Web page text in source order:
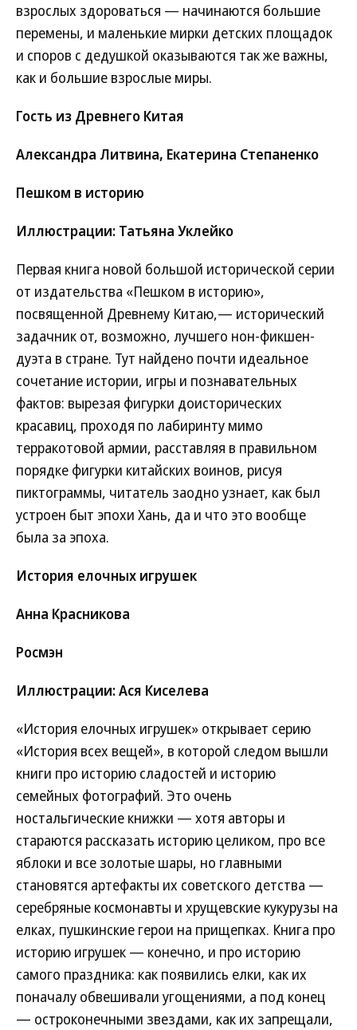
взрослых здороваться — начинаются большие
перемены, и маленькие мирки детских площадок
и споров с дедушкой оказываются так же важны,
как и большие взрослые миры.
Гость из Древнего Китая
Александра Литвина, Екатерина Степаненко
Пешком в историю
Иллюстрации: Татьяна Уклейко
Первая книга новой большой исторической серии
от издательства «Пешком в историю»,
посвященной Древнему Китаю,— исторический
задачник от, возможно, лучшего нон-фикшен-
дуэта в стране. Тут найдено почти идеальное
сочетание истории, игры и познавательных
фактов: вырезая фигурки доисторических
красавиц, проходя по лабиринту мимо
терракотовой армии, расставляя в правильном
порядке фигурки китайских воинов, рисуя
пиктограммы, читатель заодно узнает, как был
устроен быт эпохи Хань, да и что это вообще
была за эпоха.
История елочных игрушек
Анна Красникова
Росмэн
Иллюстрации: Ася Киселева
«История елочных игрушек» открывает серию
«История всех вещей», в которой следом вышли
книги про историю сладостей и историю
семейных фотографий. Это очень
ностальгические книжки — хотя авторы и
стараются рассказать историю целиком, про все
яблоки и все золотые шары, но главными
становятся артефакты их советского детства —
серебряные космонавты и хрущевские кукурузы на
елках, пушкинские герои на прищепках. Книга про
историю игрушек — конечно, и про историю
самого праздника: как появились елки, как их
поначалу обвешивали угощениями, а под конец
— остроконечными звездами, как их запрещали,